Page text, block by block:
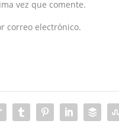
vez que comente.
correo electrónico.